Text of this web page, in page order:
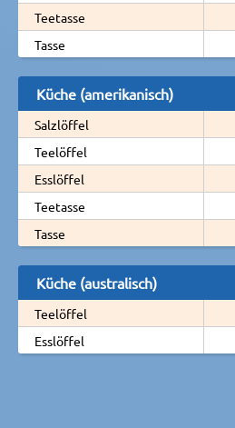
Teetasse
Tasse
Küche (amerikanisch)
Salzlöffel
Teelöffel
Esslöffel
Teetasse
Tasse
Küche (australisch)
Teelöffel
Esslöffel